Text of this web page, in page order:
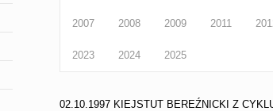
2007 2008 2009 2011
2023 2024 2025
02.10.1997 KIEJSTUT BEREŹNICKI Z